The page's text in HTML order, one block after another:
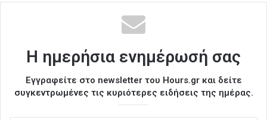
Η ημερήσια ενημέρωσή σας
Εγγραφείτε στο newsletter του Hours.gr και δείτε
συγκεντρωμένες τις κυριότερες ειδήσεις της ημέρας.